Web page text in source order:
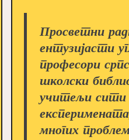
Просветни
ентузијасти
професори
школски
учитељи сити
многих